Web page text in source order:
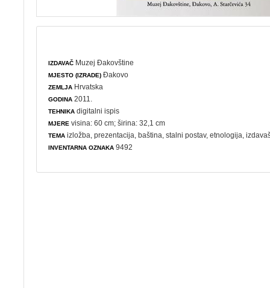
IZDAVAČ Muzej Đakovštine
MJESTO (IZRADE) Đakovo
ZEMLJA Hrvatska
GODINA 2011.
TEHNIKA digitalni ispis
MJERE visina: 60 cm; širina: 32,1 cm
TEMA izložba ,prezentacija ,baština ,stalni postav,etnologija ,
INVENTARNA OZNAKA 9492